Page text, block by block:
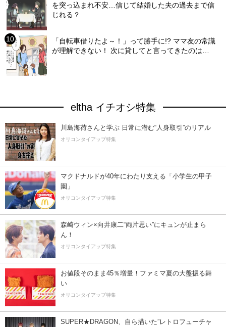
を突っ込まれ不安…信じて結婚した夫の過去まで信
じれる？
「自転車借りたよ～！」って勝手に!? ママ友の常識
が理解できない！ 次に貸してと言ってきたのは…
eltha イチオシ特集
川島海荷さんと学ぶ 日常に潜む“人身取引”のリアル
オリコンタイアップ特集
マクドナルドが40年にわたり支える「小学生の甲子
園」
オリコンタイアップ特集
森崎ウィン×向井康二“両片思い”にキュンが止まら
ん！
オリコンタイアップ特集
お値段そのまま45％増量！ファミマ夏の大盤振る舞
い
オリコンタイアップ特集
SUPER★DRAGON、自ら描いた”レトロフューチャ